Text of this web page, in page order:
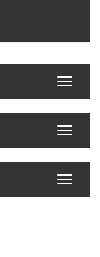
Toggle
Toggle
Toggle